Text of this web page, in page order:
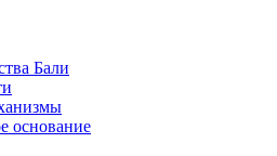
Бали
основание